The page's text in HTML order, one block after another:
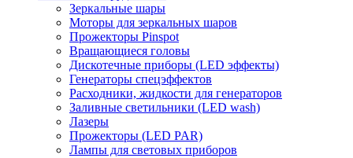
Зеркальные шары
Моторы для зеркальных шаров
Прожекторы Pinspot
Вращающиеся головы
Дискотечные приборы (LED эффекты)
Генераторы спецэффектов
Расходники, жидкости для генераторов
Заливные светильники (LED wash)
Лазеры
Прожекторы (LED PAR)
Лампы для световых приборов